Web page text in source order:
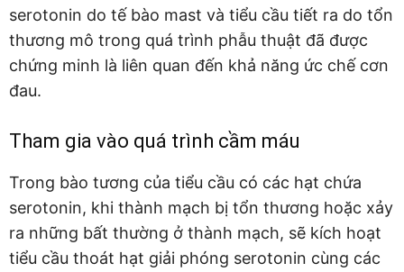
serotonin do tế bào mast và tiểu cầu tiết ra do tổn
thương mô trong quá trình phẫu thuật đã được
chứng minh là liên quan đến khả năng ức chế cơn
đau.
Tham gia vào quá trình cầm máu
Trong bào tương của tiểu cầu có các hạt chứa
serotonin, khi thành mạch bị tổn thương hoặc xảy
ra những bất thường ở thành mạch, sẽ kích hoạt
tiểu cầu thoát hạt giải phóng serotonin cùng các